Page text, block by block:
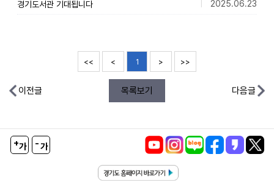
2025.06.23
경기도서관 기대됩니다
<< < 1 > >>
이전글 목록보기 다음글
+가 -가